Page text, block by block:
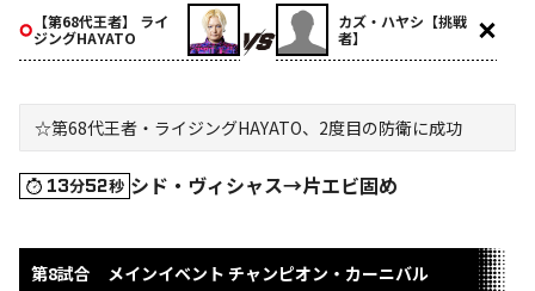
【第68代王者】 ライ
ジングHAYATO
カズ・ハヤシ【挑戦
者】
☆第68代王者・ライジングHAYATO、2度目の防衛に成功
13分52秒 シド・ヴィシャス→片エビ固め
第8試合 メインイベント チャンピオン・カーニバル